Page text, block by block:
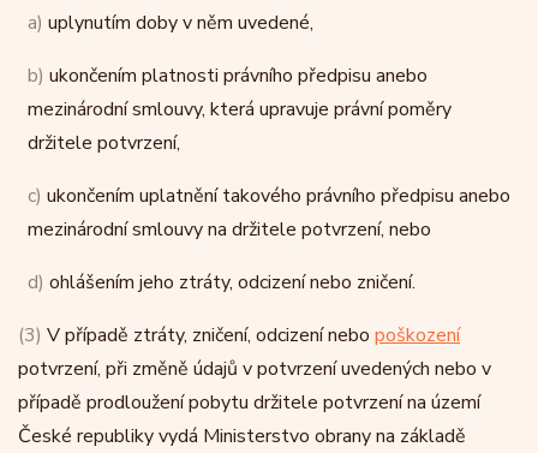
a) uplynutím doby v něm uvedené,
b) ukončením platnosti právního předpisu anebo
mezinárodní smlouvy, která upravuje právní poměry
držitele potvrzení,
c) ukončením uplatnění takového právního předpisu anebo
mezinárodní smlouvy na držitele potvrzení, nebo
d) ohlášením jeho ztráty, odcizení nebo zničení.
(3) V případě ztráty, zničení, odcizení nebo poškození
potvrzení, při změně údajů v potvrzení uvedených nebo v
případě prodloužení pobytu držitele potvrzení na území
České republiky vydá Ministerstvo obrany na základě